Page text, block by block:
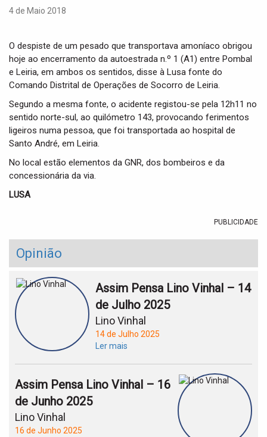
t
4 de Maio 2018
O despiste de um pesado que transportava amoníaco obrigou
hoje ao encerramento da autoestrada n.º 1 (A1) entre Pombal
e Leiria, em ambos os sentidos, disse à Lusa fonte do
Comando Distrital de Operações de Socorro de Leiria.
Segundo a mesma fonte, o acidente registou-se pela 12h11 no
sentido norte-sul, ao quilómetro 143, provocando ferimentos
ligeiros numa pessoa, que foi transportada ao hospital de
Santo André, em Leiria.
No local estão elementos da GNR, dos bombeiros e da
concessionária da via.
LUSA
PUBLICIDADE
Opinião
Assim Pensa Lino Vinhal – 14
de Julho 2025
Lino Vinhal
14 de Julho 2025
Ler mais
Assim Pensa Lino Vinhal – 16
de Junho 2025
Lino Vinhal
16 de Junho 2025